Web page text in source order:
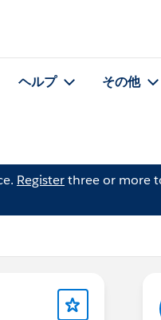
ヘルプ その他
Registerthree or more